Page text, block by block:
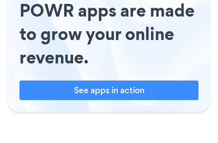
POWR apps are made
to grow your online
revenue.
See apps in action